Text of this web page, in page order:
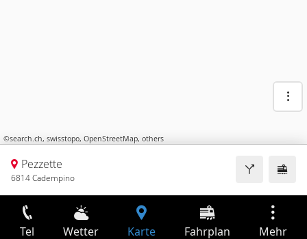
©search.ch, swisstopo, OpenStreetMap, others
Pezzette
6814 Cadempino
Tel Wetter Karte Fahrplan Mehr